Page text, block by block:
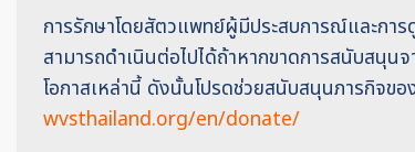
การรักษาโดยสัตวแพทย์ผู้มีประสบการณ์และกา
สามารถดำเนินต่อไปได้ถ้าหากขาดการสนับสนุ
โอกาสเหล่านี้ ดังนั้นโปรดช่วยสนับสนุนภารกิจขอ
wvsthailand.org/en/donate/